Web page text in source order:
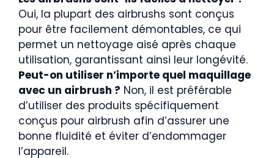
Oui, la plupart des airbrushs sont conçus
pour être facilement démontables, ce qui
permet un nettoyage aisé après chaque
utilisation, garantissant ainsi leur longévité.
Peut-on utiliser n’importe quel maquillage
avec un airbrush ? Non, il est préférable
d’utiliser des produits spécifiquement
conçus pour airbrush afin d’assurer une
bonne fluidité et éviter d’endommager
l’appareil.